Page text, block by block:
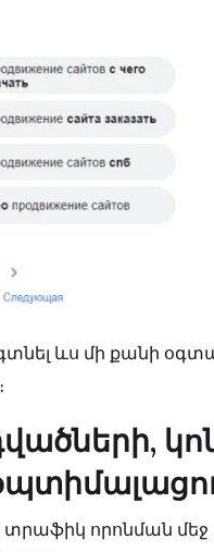
ևս մի քանի
որոնման